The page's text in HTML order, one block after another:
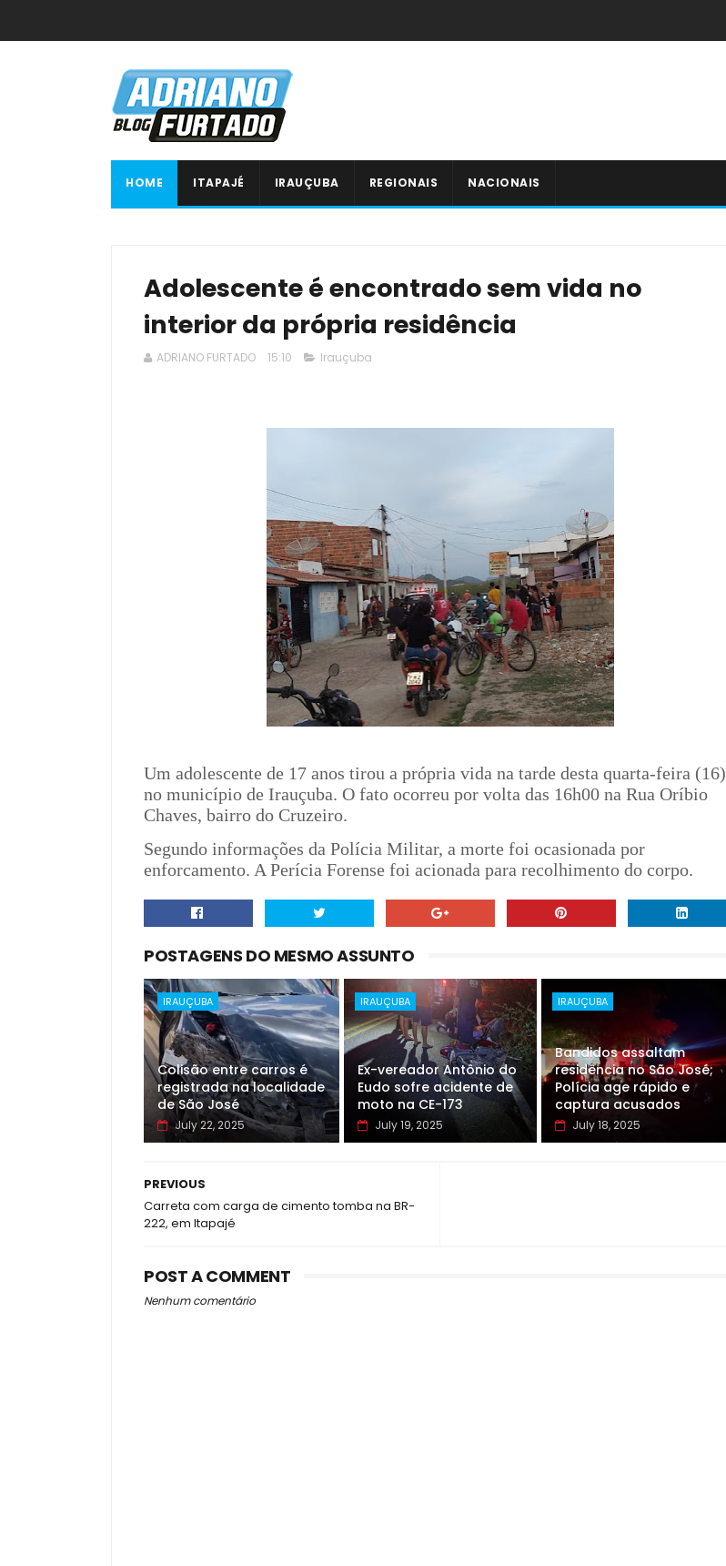
HOME ITAPAJÉ IRAUÇUBA REGIONAIS NACIONAIS
Adolescente é encontrado sem vida no
interior da própria residência
ADRIANO FURTADO 15:10 Irauçuba
Um adolescente de 17 anos tirou a própria vida na tarde desta quarta-feira (16)
no município de Irauçuba. O fato ocorreu por volta das 16h00 na Rua Oríbio
Chaves, bairro do Cruzeiro.
Segundo informações da Polícia Militar, a morte foi ocasionada por
enforcamento. A Perícia Forense foi acionada para recolhimento do corpo.
POSTAGENS DO MESMO ASSUNTO
IRAUÇUBA
Colisão entre carros é
registrada na localidade
de São José
July 22, 2025
IRAUÇUBA
Ex-vereador Antônio do
Eudo sofre acidente de
moto na CE-173
July 19, 2025
IRAUÇUBA
Bandidos assaltam
residência no São José;
Polícia age rápido e
captura acusados
July 18, 2025
PREVIOUS
Carreta com carga de cimento tomba na BR-
222, em Itapajé
POST A COMMENT
Nenhum comentário